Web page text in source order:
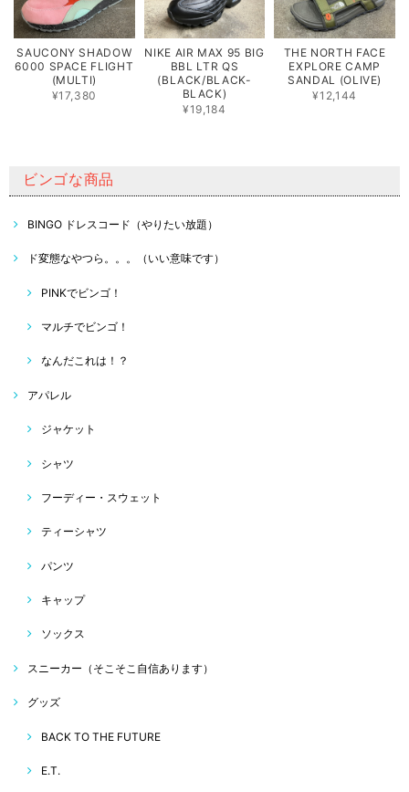
SAUCONY SHADOW
6000 SPACE FLIGHT
(MULTI)
¥17,380
NIKE AIR MAX 95 BIG
BBL LTR QS
(BLACK/BLACK-
BLACK)
¥19,184
THE NORTH FACE
EXPLORE CAMP
SANDAL (OLIVE)
¥12,144
ビンゴな商品
BINGO ドレスコード（やりたい放題）
ド変態なやつら。。。（いい意味です）
PINKでビンゴ！
マルチでビンゴ！
なんだこれは！？
アパレル
ジャケット
シャツ
フーディー・スウェット
ティーシャツ
パンツ
キャップ
ソックス
スニーカー（そこそこ自信あります）
グッズ
BACK TO THE FUTURE
E.T.